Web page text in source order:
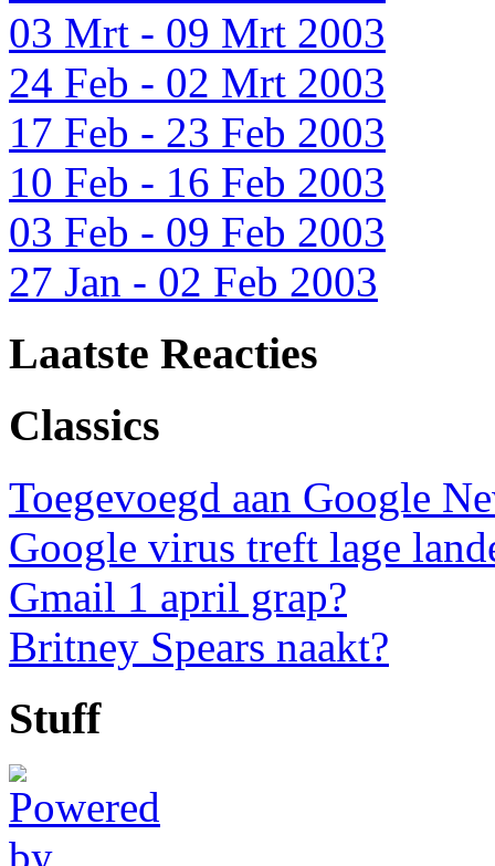
03 Mrt - 09 Mrt 2003
24 Feb - 02 Mrt 2003
17 Feb - 23 Feb 2003
10 Feb - 16 Feb 2003
03 Feb - 09 Feb 2003
27 Jan - 02 Feb 2003
Laatste Reacties
Classics
Toegevoegd aan Google
Google virus treft lage
Gmail 1 april grap?
Britney Spears naakt?
Stuff